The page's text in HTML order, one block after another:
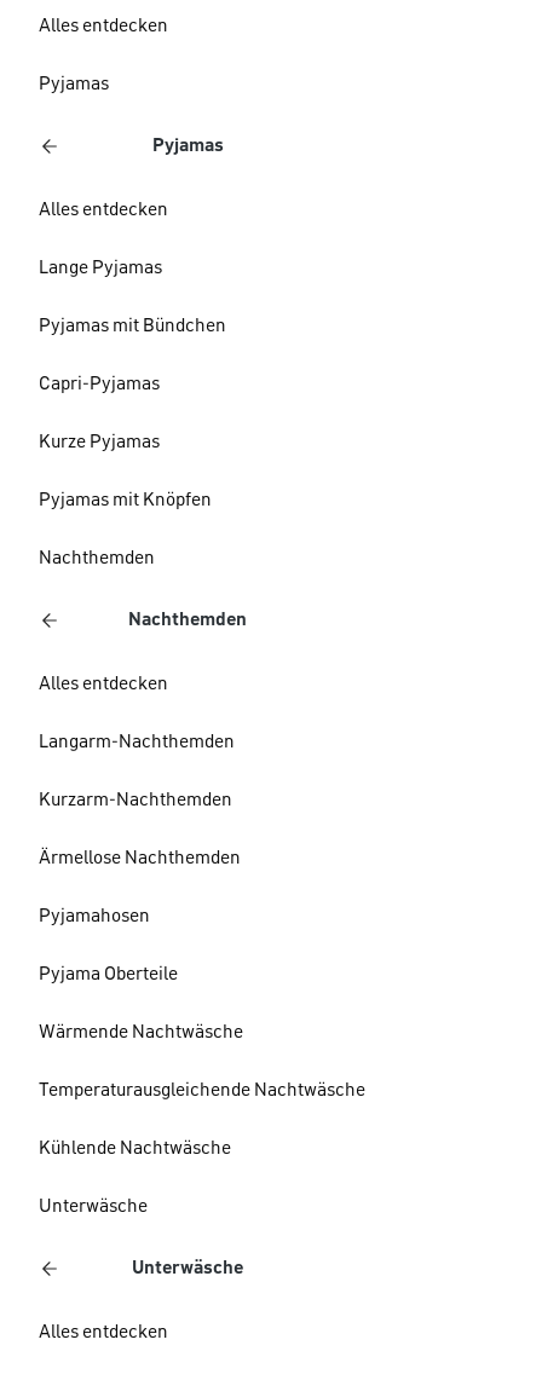
Alles entdecken
Pyjamas
Pyjamas
Alles entdecken
Lange Pyjamas
Pyjamas mit Bündchen
Capri-Pyjamas
Kurze Pyjamas
Pyjamas mit Knöpfen
Nachthemden
Nachthemden
Alles entdecken
Langarm-Nachthemden
Kurzarm-Nachthemden
Ärmellose Nachthemden
Pyjamahosen
Pyjama Oberteile
Wärmende Nachtwäsche
Temperaturausgleichende Nachtwäsche
Kühlende Nachtwäsche
Unterwäsche
Unterwäsche
Alles entdecken